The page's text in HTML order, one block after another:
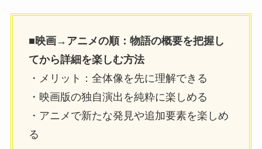
■映画→アニメの順：物語の概要を把握し
てから詳細を楽しむ方法
・メリット：全体像を先に理解できる
・映画版の独自演出を純粋に楽しめる
・アニメで新たな発見や追加要素を楽しめ
る